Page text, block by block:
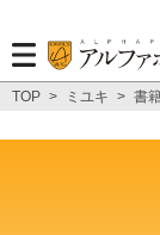
TOP > ミユキ > 書